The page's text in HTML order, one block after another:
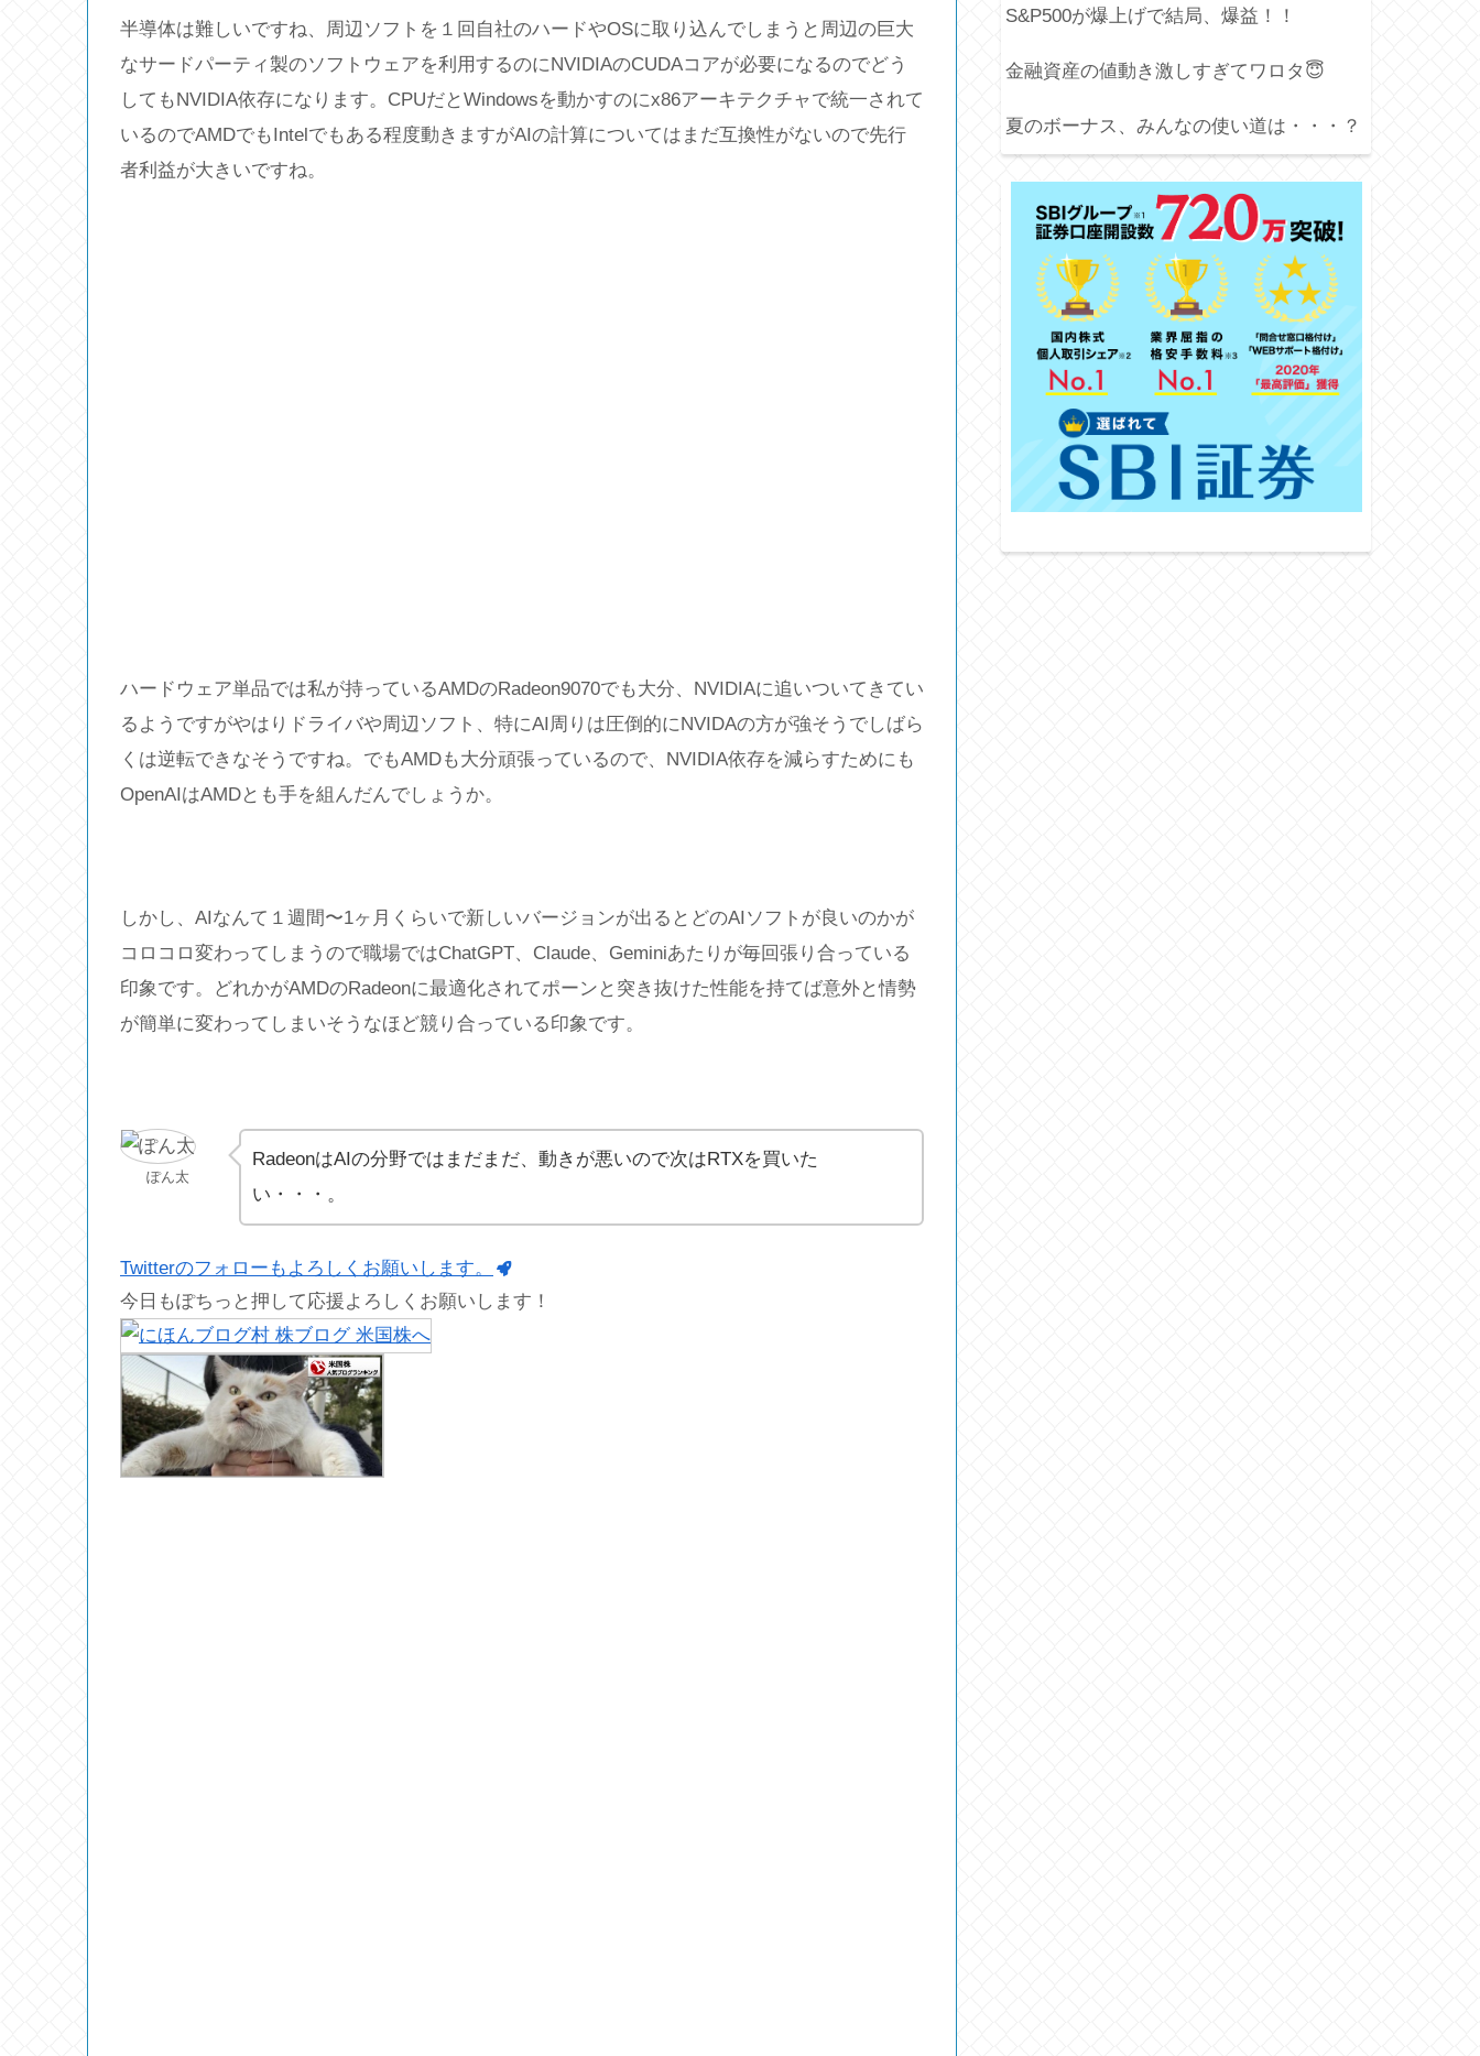
半導体は難しいですね、周辺ソフトを１回自社のハードやOSに取り込んでしまうと周辺の巨大
なサードパーティ製のソフトウェアを利用するのにNVIDIAのCUDAコアが必要になるのでどう
してもNVIDIA依存になります。CPUだとWindowsを動かすのにx86アーキテクチャで統一されて
いるのでAMDでもIntelでもある程度動きますがAIの計算についてはまだ互換性がないので先行
者利益が大きいですね。
ハードウェア単品では私が持っているAMDのRadeon9070でも大分、NVIDIAに追いついてきてい
るようですがやはりドライバや周辺ソフト、特にAI周りは圧倒的にNVIDAの方が強そうでしばら
くは逆転できなそうですね。でもAMDも大分頑張っているので、NVIDIA依存を減らすためにも
OpenAIはAMDとも手を組んだんでしょうか。
しかし、AIなんて１週間〜1ヶ月くらいで新しいバージョンが出るとどのAIソフトが良いのかが
コロコロ変わってしまうので職場ではChatGPT、Claude、Geminiあたりが毎回張り合っている
印象です。どれかがAMDのRadeonに最適化されてポーンと突き抜けた性能を持てば意外と情勢
が簡単に変わってしまいそうなほど競り合っている印象です。
ぽん太
RadeonはAIの分野ではまだまだ、動きが悪いので次はRTXを買いた
い・・・。
Twitterのフォローもよろしくお願いします。
今日もぽちっと押して応援よろしくお願いします！
S&P500が爆上げで結局、爆益！！
金融資産の値動き激しすぎてワロタ😇
夏のボーナス、みんなの使い道は・・・？